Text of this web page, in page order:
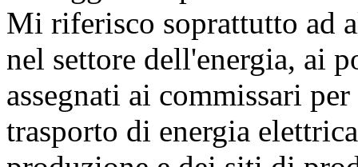
Mi riferisco soprattutto ad
nel settore dell'energia, ai
assegnati ai commissari
trasporto di energia